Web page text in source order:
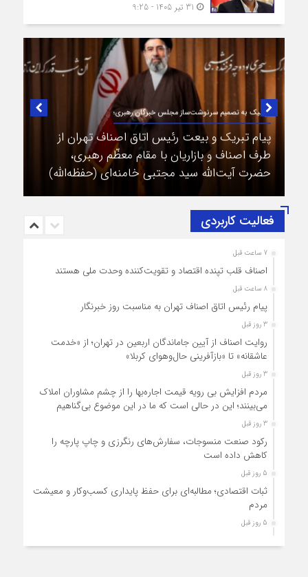
در لبیک به تصمیم سرنوشت‌ساز مجلس خبرگان رهبری؛
پیام تبریک و بیعت رئیس اتاق اصناف تهران از
طرف اصناف و بازاریان با مقام معظّم رهبری،
حضرت آیت‌الله سید مجتبی خامنه‌ای (حفظه‌الله)
فعالیت کاربردی
7 ساعت قبل
اصناف قلب تپنده اقتصاد و تقویت‌کننده وحدت ملی هستند
8 ساعت قبل
پیام رئیس اتاق اصناف تهران به مناسبت روز خبرنگار
3 روز قبل
روایت اصناف از آیین جاماندگان اربعین در تهران؛ از «خدمت
عاشقانه» تا «بازآفرینی حال‌وهوای کربلا»
3 روز قبل
مردم افزایش بی رویه قیمت اجاره‌بها را از چشم مشاوران املاک
می‌بینند؛ این در حالی است که ما در این موضوع بی‌گناهیم
3 روز قبل
رکود صنعت منسوجات، سفارش‌های رنگرزی و چاپ پارچه را
کاهش داده است
5 روز قبل
ثبات اقتصادی؛ مطالبه‌ای برای حفظ پایداری کسب‌وکار و معیشت
مردم
5 روز قبل